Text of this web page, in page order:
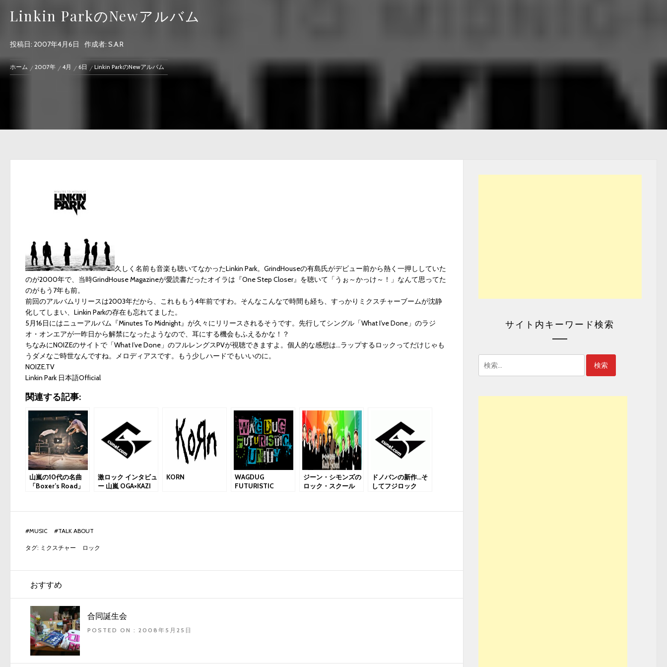
Linkin ParkのNewアルバム
投稿日: 2007年4月6日 作成者: S.A.R
ホーム 2007年 4月 6日 Linkin ParkのNewアルバム
久しく名前も音楽も聴いてなかったLinkin Park。GrindHouseの有島氏がデビュー前から熱く一押ししていた
のが2000年で、当時GrindHouse Magazineが愛読書だったオイラは『One Step Closer』を聴いて「うぉ～かっけ～！」なんて思ってた
のがもう7年も前。
前回のアルバムリリースは2003年だから、これももう4年前ですわ。そんなこんなで時間も経ち、すっかりミクスチャーブームが沈静
化してしまい、Linkin Parkの存在も忘れてました。
5月16日にはニューアルバム『Minutes To Midnight』が久々にリリースされるそうです。先行してシングル「What I’ve Done」のラジ
オ・オンエアが一昨日から解禁になったようなので、耳にする機会もふえるかな！？
ちなみにNOIZEのサイトで「What I’ve Done」のフルレングスPVが視聴できますよ。個人的な感想は…ラップするロックってだけじゃも
うダメなご時世なんですね。メロディアスです。もう少しハードでもいいのに。
NOIZE.TV
Linkin Park 日本語Official
関連する記事:
山嵐の10代の名曲
「Boxer’s Road」
デオとしてポスト
激ロック インタビュ
ー 山嵐 OGA×KAZI
KORN
WAGDUG
FUTURISTIC
ジーン・シモンズの
ロック・スクール
ドノバンの新作…そ
してフジロック
#MUSIC #TALK ABOUT
タグ: ミクスチャー ロック
おすすめ
合同誕生会
POSTED ON : 2008年5月25日
サイト内キーワード検索
検
索: